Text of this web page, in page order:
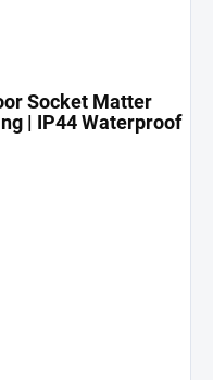
Socket Matter
| IP44 Waterproof